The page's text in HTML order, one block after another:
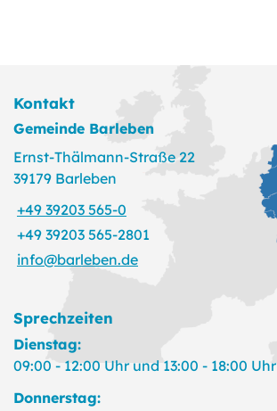
Kontakt
Gemeinde Barleben
Ernst-Thälmann-Straße 22
39179 Barleben
+49 39203 565-0
+49 39203 565-2801
info@barleben.de
Sprechzeiten
Dienstag:
09:00 - 12:00 Uhr und 13:00 - 18:00 Uhr
Donnerstag: